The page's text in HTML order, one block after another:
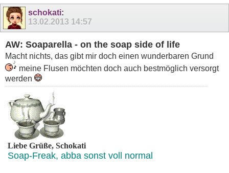
schokati:
13.02.2013 14:57
AW: Soaparella - on the soap side of life
Macht nichts, das gibt mir doch einen wunderbaren Grund
meine Flusen möchten doch auch bestmöglich versorgt
werden
Liebe Grüße, Schokati
Soap-Freak, abba sonst voll normal